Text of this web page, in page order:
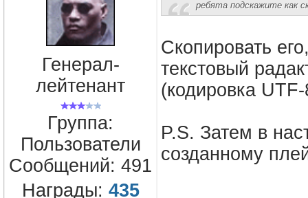
Генерал-
лейтенант
Группа:
Пользователи
Сообщений: 491
Награды: 435
ребята подскажите как
Скопировать
текстовый
(кодировка
P.S. Затем в
созданному